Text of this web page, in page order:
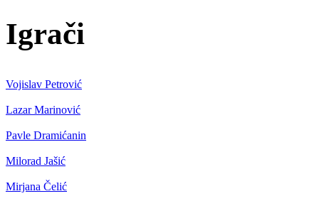
Igrači
Vojislav Petrović
Lazar Marinović
Pavle Dramićanin
Milorad Jašić
Mirjana Čelić